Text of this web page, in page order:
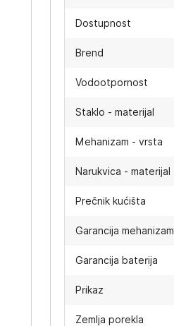
Dostupnost
Brend
Vodootpornost
Staklo - materijal
Mehanizam - vrsta
Narukvica - materijal
Prečnik kućišta
Garancija mehanizam
Garancija baterija
Prikaz
Zemlja porekla